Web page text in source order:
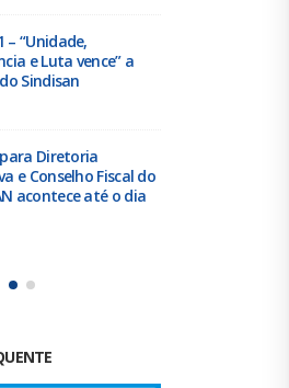
Comitê de
do ConCidades
rejeitam
da empresa